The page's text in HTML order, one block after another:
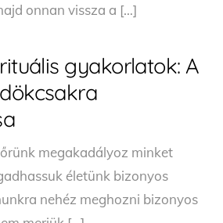
onnan vissza a […]
gyakorlatok: A
megakadályoz minket
életünk bizonyos
nehéz meghozni bizonyos